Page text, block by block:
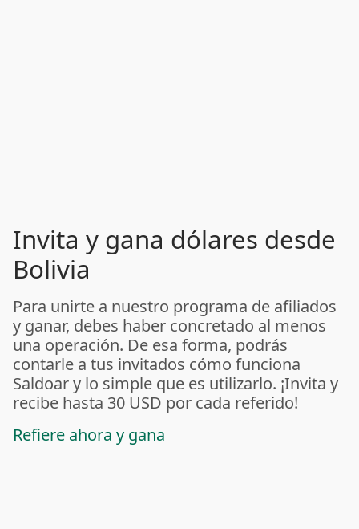
Invita y gana dólares desde
Bolivia
Para unirte a nuestro programa de afiliados
y ganar, debes haber concretado al menos
una operación. De esa forma, podrás
contarle a tus invitados cómo funciona
Saldoar y lo simple que es utilizarlo. ¡Invita y
recibe hasta 30 USD por cada referido!
Refiere ahora y gana